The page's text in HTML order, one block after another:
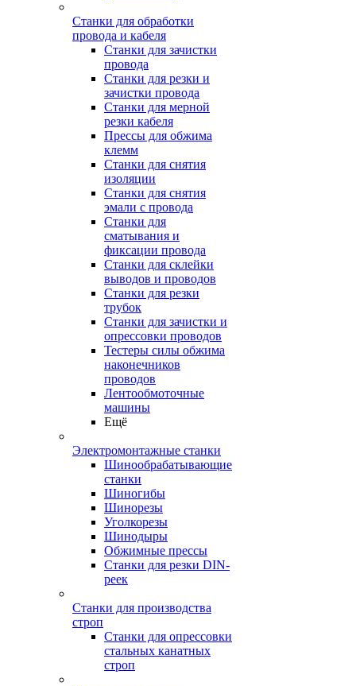
Станки для обработки
провода и кабеля
Станки для зачистки
провода
Станки для резки и
зачистки провода
Станки для мерной
резки кабеля
Прессы для обжима
клемм
Станки для снятия
изоляции
Станки для снятия
эмали с провода
Станки для
сматывания и
фиксации провода
Станки для склейки
выводов и проводов
Станки для резки
трубок
Станки для зачистки и
опрессовки проводов
Тестеры силы обжима
наконечников
проводов
Лентообмоточные
машины
Ещё
Электромонтажные станки
Шинообрабатывающие
станки
Шиногибы
Шинорезы
Уголкорезы
Шинодыры
Обжимные прессы
Станки для резки DIN-
реек
Станки для производства
строп
Станки для опрессовки
стальных канатных
строп